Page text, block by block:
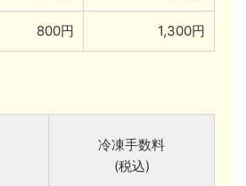
800円 1,300円
冷凍手数料
(税込)